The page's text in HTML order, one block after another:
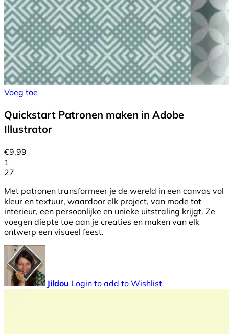
Voeg toe
Quickstart Patronen maken in Adobe
Illustrator
€9,99
1
27
Met patronen transformeer je de wereld in een canvas vol
kleur en textuur, waardoor elk project, van mode tot
interieur, een persoonlijke en unieke uitstraling krijgt. Ze
voegen diepte toe aan je creaties en maken van elk
ontwerp een visueel feest.
Jildou Login to add to Wishlist